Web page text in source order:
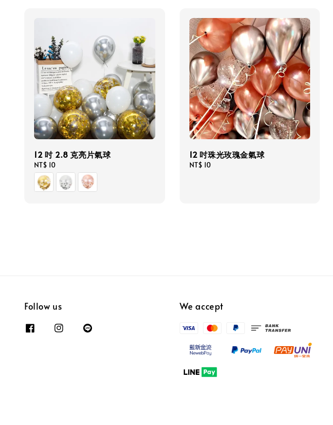
12 吋 2.8 克亮片氣球
Regular
price
NT$ 10
12 吋珠光玫瑰金氣球
Regular
NT$ 10
Follow us We accept